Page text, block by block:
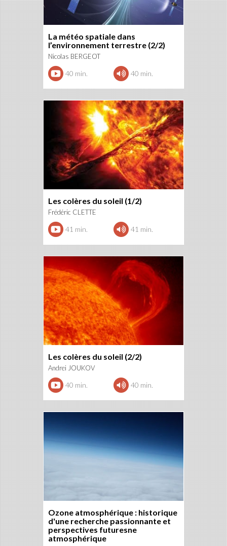
La météo spatiale dans
l’environnement terrestre (2/2)
Nicolas BERGEOT
40 min. 40 min.
Les colères du soleil (1/2)
Frédéric CLETTE
41 min. 41 min.
Les colères du soleil (2/2)
Andrei JOUKOV
40 min. 40 min.
Ozone atmosphérique : historique
d'une recherche passionnante et
perspectives futuresne
atmosphérique